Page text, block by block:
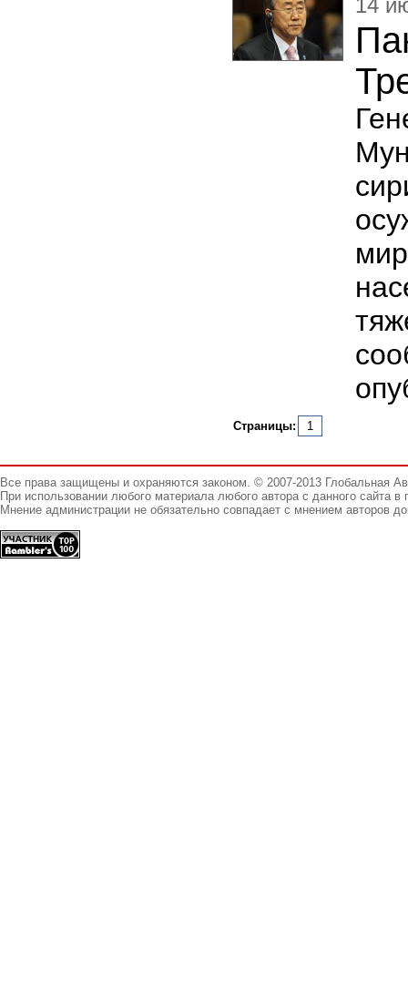
14
Страницы: 1
Все права защищены и охраняются законом. © 2007-2013 Глобальная
При использовании любого материала любого автора с данного сайта
Мнение администрации не обязательно совпадает с мнением авторов